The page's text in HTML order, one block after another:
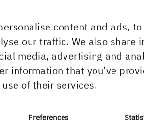
content and ads,
our traffic. We also share
media, advertising and
information that you’ve
of their services.
Preferences